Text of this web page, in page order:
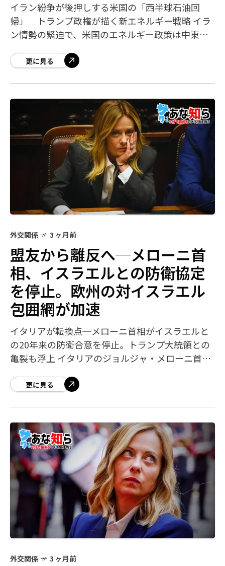
イラン紛争が後押しする米国の「西半球石油回
帰」 トランプ政権が描く新エネルギー戦略 イラ
ン情勢の緊迫で、米国のエネルギー政策は中東依
プ政権は、米国本土だけでなくベネズエラなど南
更に見る
外交関係 3 ヶ月前
盟友から離反へ─メローニ首
相、イスラエルとの防衛協定
を停止。欧州の対イスラエル
包囲網が加速
イタリアが転換点─メローニ首相がイスラエルと
の20年来の防衛合意を停止。トランプ大統領との
亀裂も浮上 イタリアのジョルジャ・メローニ首相
動更新を停止すると発表しました。か
更に見る
外交関係 3 ヶ月前